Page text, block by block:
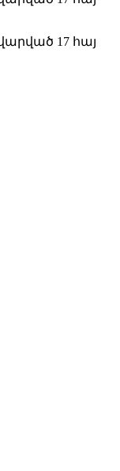
17 հայ